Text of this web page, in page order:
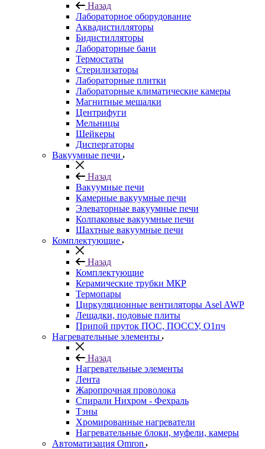
Назад
Лабораторное оборудование
Аквадистилляторы
Бидистилляторы
Лабораторные бани
Термостаты
Стерилизаторы
Лабораторные плитки
Лабораторные климатические камеры
Магнитные мешалки
Центрифуги
Мельницы
Шейкеры
Диспергаторы
Вакуумные печи
Назад
Вакуумные печи
Камерные вакуумные печи
Элеваторные вакуумные печи
Колпаковые вакуумные печи
Шахтные вакуумные печи
Комплектующие
Назад
Комплектующие
Керамические трубки МКР
Термопары
Циркуляционные вентиляторы Asel AWP
Лещадки, подовые плиты
Припой пруток ПОС, ПОССУ, О1пч
Нагревательные элементы
Назад
Нагревательные элементы
Лента
Жаропрочная проволока
Спирали Нихром - Фехраль
Тэны
Хромированные нагреватели
Нагревательные блоки, муфели, камеры
Автоматизация Omron